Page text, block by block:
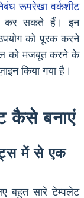
रूपरेखा वर्कशीट
कर सकते हैं। इन
को पूरक करने
को मजबूत करने के
किया गया है।
कैसे बनाएं
में से एक
बहुत सारे टेम्पलेट